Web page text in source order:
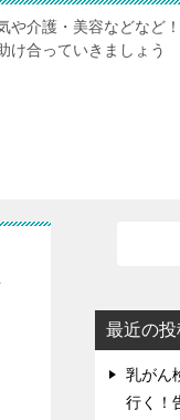
や介護・美容などなど
け合っていきましょう
最近の投
乳がん
行く！